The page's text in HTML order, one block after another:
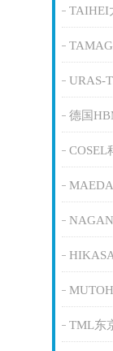
TAIHEI
URAS-
德国
COSEL
TML东